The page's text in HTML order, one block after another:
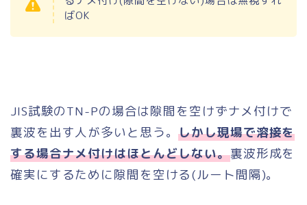
ばOK
JIS試験のTN-Pの場合は隙間を空けずナメ付けで
裏波を出す人が多いと思う。しかし現場で溶接を
する場合ナメ付けはほとんどしない。裏波形成を
確実にするために隙間を空ける(ルート間隔)。